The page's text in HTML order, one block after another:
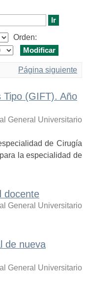
Orden:
Página siguiente
(GIFT). Año
General Universitario
de Cirugía
la especialidad de
docente
General Universitario
de nueva
General Universitario